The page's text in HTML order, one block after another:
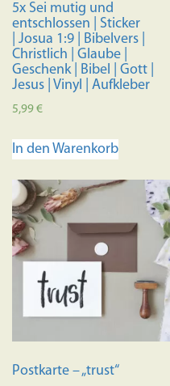
werden
5x Sei mutig und
entschlossen | Sticker
| Josua 1:9 | Bibelvers |
Christlich | Glaube |
Geschenk | Bibel | Gott |
Jesus | Vinyl | Aufkleber
5,99€
In den Warenkorb
Postkarte – „trust“